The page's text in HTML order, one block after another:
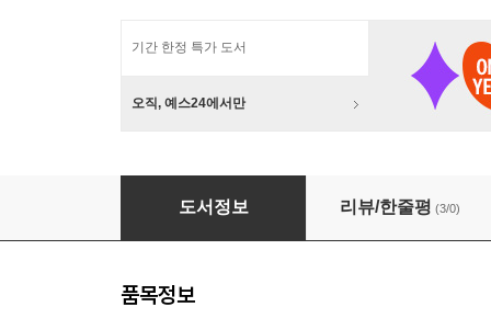
기간 한정 특가 도서
오직, 예스24에서만
조직의 재발견
도서정보 리뷰/한줄평 (3/0)
품목정보